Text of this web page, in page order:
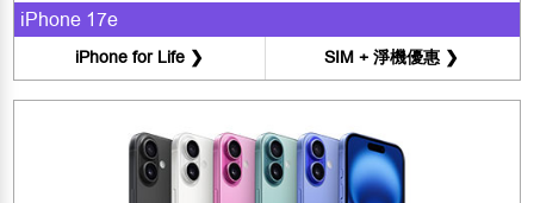
iPhone 17e
iPhone for Life ❯ SIM + 淨機優惠 ❯